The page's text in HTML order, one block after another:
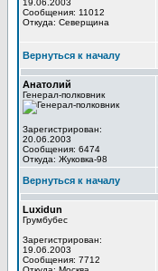
19.06.2003
Сообщения: 11012
Откуда: Северщина
Вернуться к началу
Анатолий
Генерал-полковник
Зарегистрирован:
20.06.2003
Сообщения: 6474
Откуда: Жуковка-98
Вернуться к началу
Luxidun
Грумбубес
Зарегистрирован:
19.06.2003
Сообщения: 7712